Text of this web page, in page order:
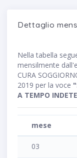
Dettaglio
Nella tabella
mensilmente
CURA
2019 per la voce
A TEMPO
mese
03